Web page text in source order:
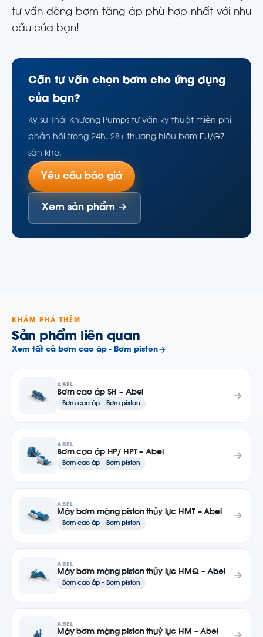
tư vấn dòng bơm tăng áp phù hợp nhất với nhu
cầu của bạn!
Cần tư vấn chọn bơm cho ứng dụng
của bạn?
Kỹ sư Thái Khương Pumps tư vấn kỹ thuật miễn phí,
phản hồi trong 24h. 28+ thương hiệu bơm EU/G7
sẵn kho.
Yêu cầu báo giá
Xem sản phẩm →
KHÁM PHÁ THÊM
Sản phẩm liên quan
Xem tất cả bơm cao áp - Bơm piston
ABEL
Bơm cao áp SH – Abel
Bơm cao áp - Bơm piston
ABEL
Bơm cao áp HP/ HPT – Abel
Bơm cao áp - Bơm piston
ABEL
Máy bơm màng piston thủy lực HMT – Abel
Bơm cao áp - Bơm piston
ABEL
Máy bơm màng piston thủy lực HMQ – Abel
Bơm cao áp - Bơm piston
ABEL
Máy bơm màng piston thuỷ lực HM – Abel